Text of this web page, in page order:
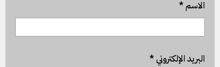
الاسم*
البريد الإلكتروني*